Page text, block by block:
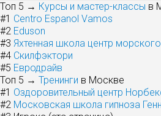
Топ 5 → Курсы и мастер-классы в
#1 Centro Espanol Vamos
#2 Eduson
#3 Яхтенная школа центр
#4 Скилфэктори
#5 Евродрайв
Топ 5 → Тренинги в Москве
#1 Оздоровительный центр
#2 Московская школа гипноза